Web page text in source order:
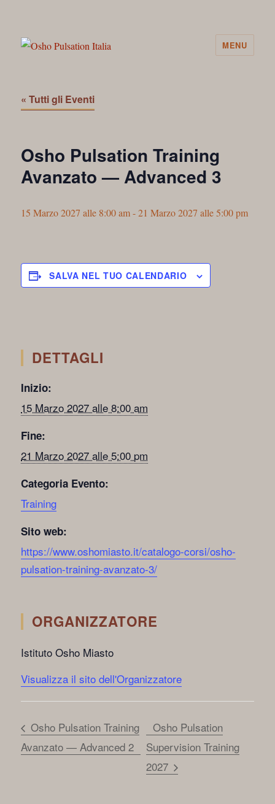
MENU
« Tutti gli Eventi
Osho Pulsation Training
Avanzato — Advanced 3
15 Marzo 2027 alle 8:00 am-21 Marzo 2027 alle 5:00 pm
SALVA NEL TUO CALENDARIO
DETTAGLI
Inizio:
15 Marzo 2027 alle 8:00 am
Fine:
21 Marzo 2027 alle 5:00 pm
Categoria Evento:
Training
Sito web:
https://www.oshomiasto.it/catalogo-corsi/osho-
pulsation-training-avanzato-3/
ORGANIZZATORE
Istituto Osho Miasto
Visualizza il sito dell'Organizzatore
Osho Pulsation Training
Avanzato — Advanced 2
Osho Pulsation
Supervision Training
2027